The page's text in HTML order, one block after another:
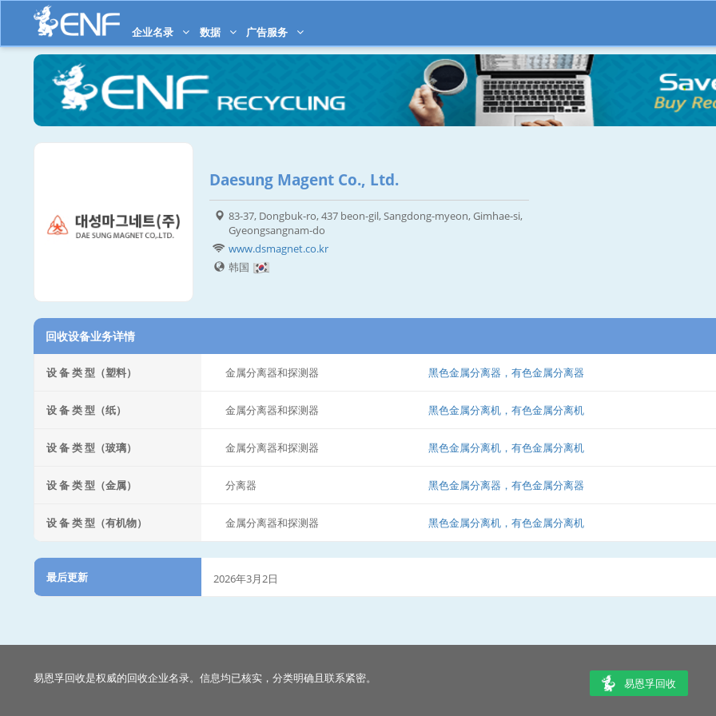
企业名录 数据 广告服务
Daesung Magent Co., Ltd.
83-37, Dongbuk-ro, 437 beon-gil, Sangdong-myeon, Gimhae-si,
Gyeongsangnam-do
www.dsmagnet.co.kr
韩国
回收设备业务详情
设 备 类 型（塑料） 金属分离器和探测器 黑色金属分离器，有色金属分离器
设 备 类 型（纸） 金属分离器和探测器 黑色金属分离机，有色金属分离机
设 备 类 型（玻璃） 金属分离器和探测器 黑色金属分离机，有色金属分离机
设 备 类 型（金属） 分离器 黑色金属分离器，有色金属分离器
设 备 类 型（有机物） 金属分离器和探测器 黑色金属分离机，有色金属分离机
最后更新 2026年3月2日
易恩孚回收是权威的回收企业名录。信息均已核实，分类明确且联系紧密。 易恩孚回收